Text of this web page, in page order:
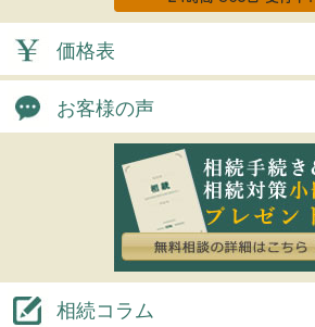
価格表
お客様の声
相続コラム